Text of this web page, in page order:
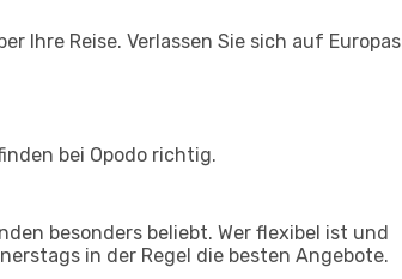
Ihre Reise. Verlassen Sie sich auf Europas
bei Opodo richtig.
besonders beliebt. Wer flexibel ist und
in der Regel die besten Angebote.